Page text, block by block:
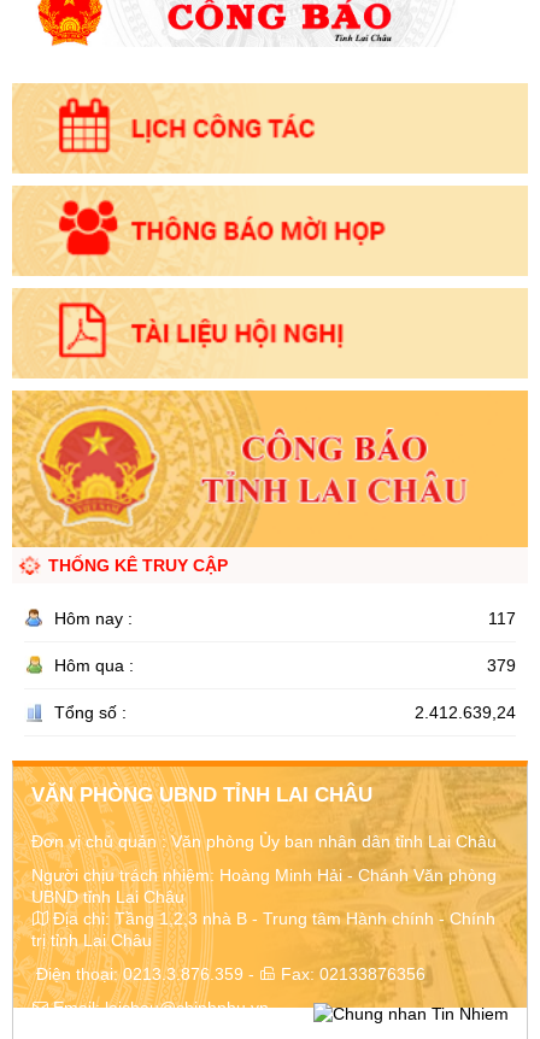
THỐNG KÊ TRUY CẬP
Hôm nay : 117
Hôm qua : 379
Tổng số : 2.412.639,24
VĂN PHÒNG UBND TỈNH LAI CHÂU
Đơn vị chủ quản :Văn phòng Ủy ban nhân dân tỉnh Lai Châu
Người chịu trách nhiệm: Hoàng Minh Hải - Chánh Văn phòng
UBND tỉnh Lai Châu
Địa chỉ: Tầng 1,2,3 nhà B - Trung tâm Hành chính - Chính
trị tỉnh Lai Châu
Điện thoại:0213.3.876.359 - Fax: 02133876356
Email:laichau@chinhphu.vn